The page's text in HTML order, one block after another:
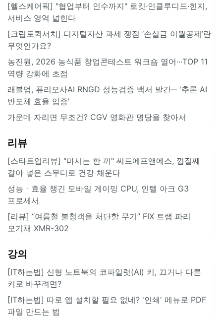
[헬스케어픽] "협업부터 인수까지" 로킷·인클루디드·힌지,
서비스 영역 넓힌다
[크립토퀵서치] 디지털자산 과세 쟁점 ‘손실금 이월공제’란
무엇인가요?
농진원, 2026 농식품 창업콘테스트 워크숍 열어···TOP 11
역량 강화에 초점
래블업, 퓨리오사AI RNGD 성능검증 백서 발간··· '추론 AI
반도체 효율 입증'
가운데 자리면 무조건? CGV 영화관 명당을 찾아서
리뷰
[스타트업리뷰] "마시는 한 끼" 씨드에프앤에스, 껍질째
갈아 넣은 스무디로 건강 채운다
성능ㆍ효율 챙긴 모바일 게이밍 CPU, 인텔 아크 G3
프로세서
[리뷰] “여름철 불청객을 처단할 무기” FIX 트랩 파리
모기채 XMR-302
강의
[IT하는법] 신형 노트북의 코파일럿(AI) 키, 끄거나 다른
키로 바꾸려면?
[IT하는법] 따로 앱 설치할 필요 없네? '인쇄' 메뉴로 PDF
파일 만드는 법